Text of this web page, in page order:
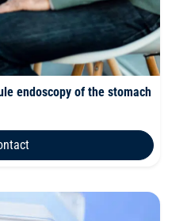
endoscopy of the stomach